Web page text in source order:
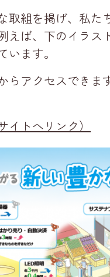
取組を掲げ、私た
えば、下のイラス
ます。
らアクセスできま
トへリンク）